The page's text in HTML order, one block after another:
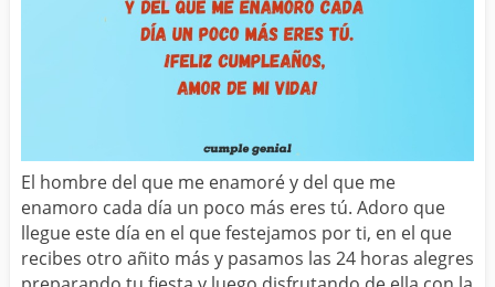
TIA
CUÑADA
ALGUIEN ESPECIAL
El hombre del que me enamoré y del que me
enamoro cada día un poco más eres tú. Adoro que
llegue este día en el que festejamos por ti, en el que
recibes otro añito más y pasamos las 24 horas alegres